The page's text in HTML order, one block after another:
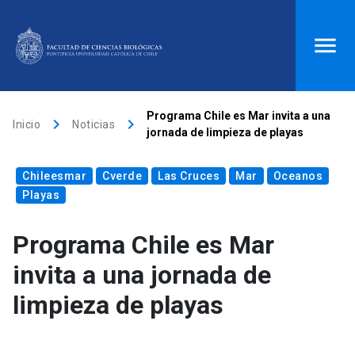
Donaciones launch
Mi portal UC launch Correo launch
Inicio
Quiénes somos
Inicio keyboard_arrow_right Noticias keyboard_arrow_right
Programa Chile es Mar invita a una
jornada de limpieza de playas
Chileesmar Cverde Las Cruces Mar
Oceanos
Playas
Programa Chile es Mar
invita a una jornada de
limpieza de playas